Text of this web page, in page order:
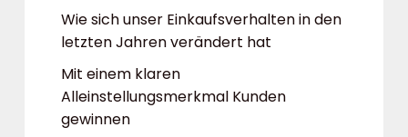
Wie sich unser Einkaufsverhalten in den
letzten Jahren verändert hat
Mit einem klaren
Alleinstellungsmerkmal Kunden
gewinnen